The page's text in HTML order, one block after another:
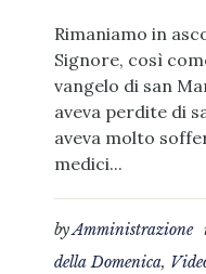
Rimaniamo in
Signore, così
vangelo di san
aveva perdite di
aveva molto
medici...
byAmministrazione
della Domenica,